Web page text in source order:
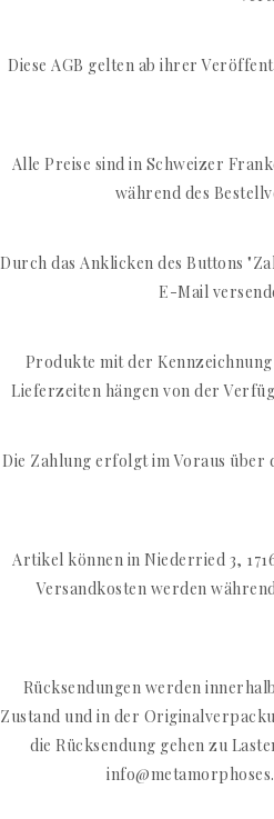
Diese AGB gelten ab ihrer
Alle Preise sind in Schweizer
während des
Durch das Anklicken des Buttons
E-Mail
Produkte mit der
Lieferzeiten hängen von der
Die Zahlung erfolgt im Voraus
Artikel können in Niederried 3,
Versandkosten werden
Rücksendungen werden
Zustand und in der
die Rücksendung gehen zu